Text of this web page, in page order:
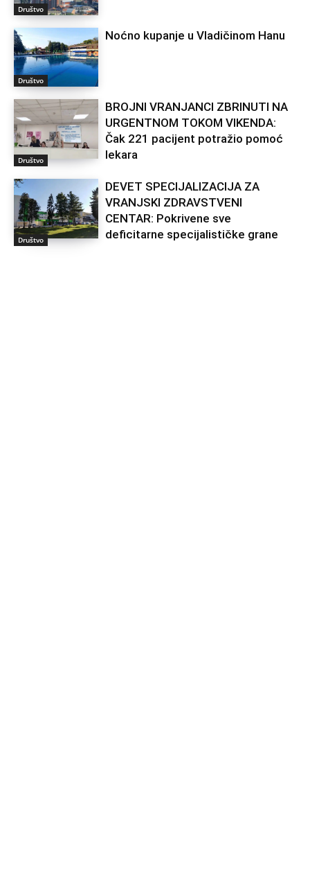
Društvo
Društvo
Noćno kupanje u Vladičinom Hanu
Društvo
BROJNI VRANJANCI ZBRINUTI NA
URGENTNOM TOKOM VIKENDA:
Čak 221 pacijent potražio pomoć
lekara
Društvo
DEVET SPECIJALIZACIJA ZA
VRANJSKI ZDRAVSTVENI
CENTAR: Pokrivene sve
deficitarne specijalističke grane